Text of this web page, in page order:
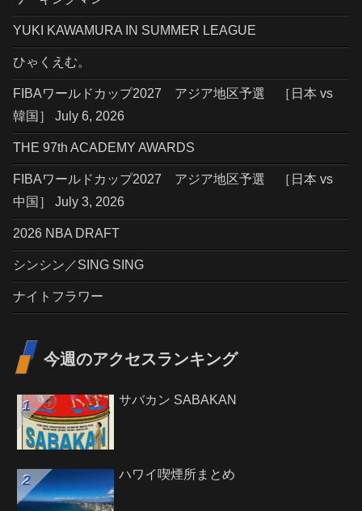
YUKI KAWAMURA IN SUMMER LEAGUE
ひゃくえむ。
FIBAワールドカップ2027 アジア地区予選 ［日本 vs
韓国］ July 6, 2026
THE 97th ACADEMY AWARDS
FIBAワールドカップ2027 アジア地区予選 ［日本 vs
中国］ July 3, 2026
2026 NBA DRAFT
シンシン／SING SING
ナイトフラワー
今週のアクセスランキング
サバカン SABAKAN
ハワイ喫煙所まとめ